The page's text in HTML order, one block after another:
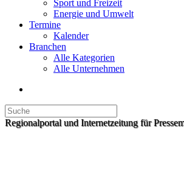
Sport und Freizeit
Energie und Umwelt
Termine
Kalender
Branchen
Alle Kategorien
Alle Unternehmen
Regionalportal und Internetzeitung für